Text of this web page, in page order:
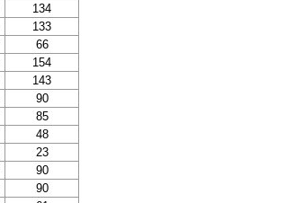
134
133
66
154
143
90
85
48
23
90
90